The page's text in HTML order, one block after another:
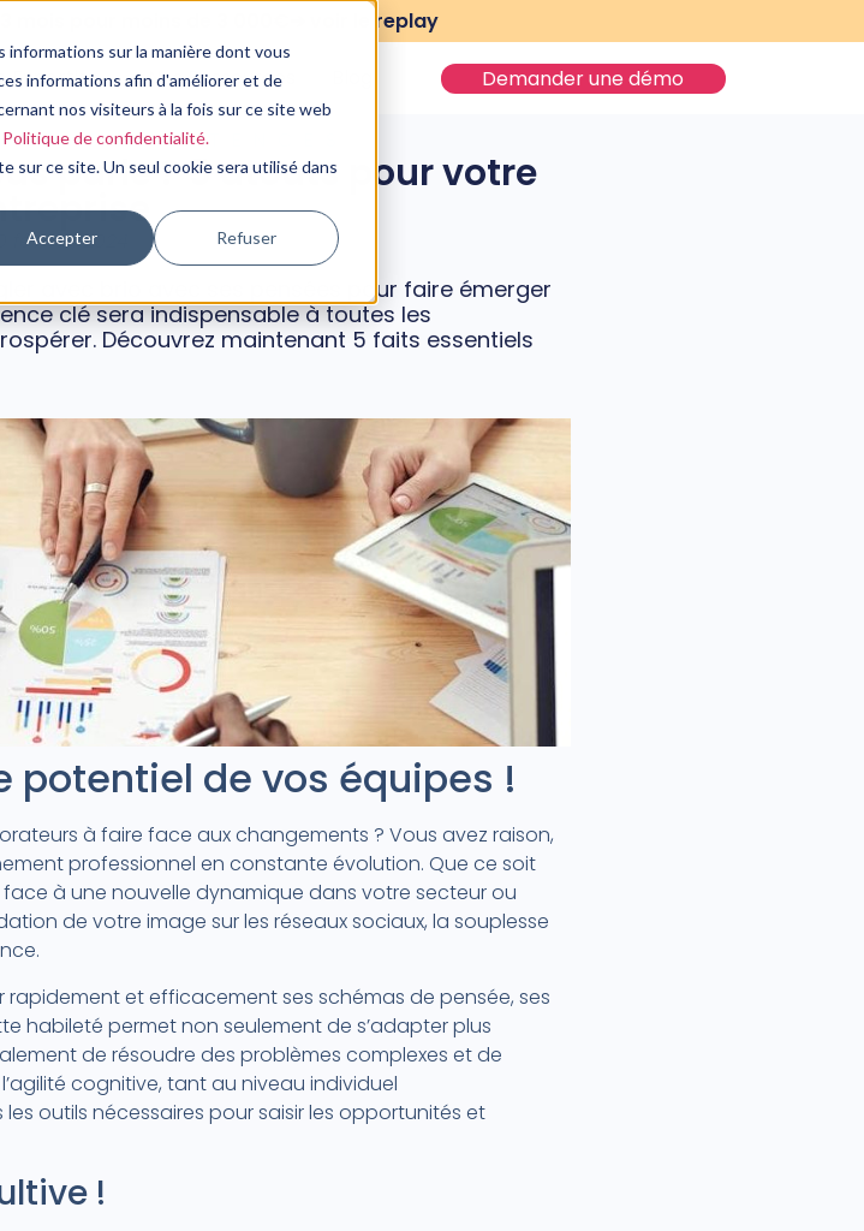
sur la manière dont vous
informations afin d'améliorer et de
nos visiteurs à la fois sur ce site web
Politique de confidentialité.
sur ce site. Un seul cookie sera utilisé dans
Accepter Refuser
3 mois pour moins de 3 000€➔ voir le replay
Expertise Nos Ressources Demander une démo
COMPÉTENCES
parle ? 5 atouts pour votre
février, 2024
avec brio avec ses pensées pour faire émerger
clé sera indispensable à toutes les
Découvrez maintenant 5 faits essentiels
potentiel de vos équipes !
à faire face aux changements ? Vous avez raison,
professionnel en constante évolution. Que ce soit
à une nouvelle dynamique dans votre secteur ou
de votre image sur les réseaux sociaux, la souplesse
et efficacement ses schémas de pensée, ses
habileté permet non seulement de s’adapter plus
de résoudre des problèmes complexes et de
cognitive, tant au niveau individuel
outils nécessaires pour saisir les opportunités et
!